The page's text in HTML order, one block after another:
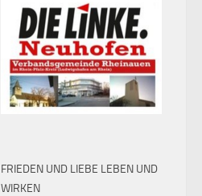
FRIEDEN UND LIEBE LEBEN UND
WIRKEN